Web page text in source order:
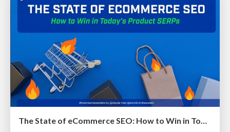
The State of eCommerce SEO: How to Win in Today's Products SERPs - #SEOweek